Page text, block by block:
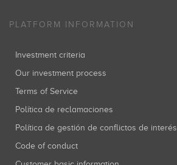
PLATFORM INFORMATION
Investment criteria
Our investment process
Terms of Service
Política de reclamaciones
Política de gestión de conflictos de interés
Code of conduct